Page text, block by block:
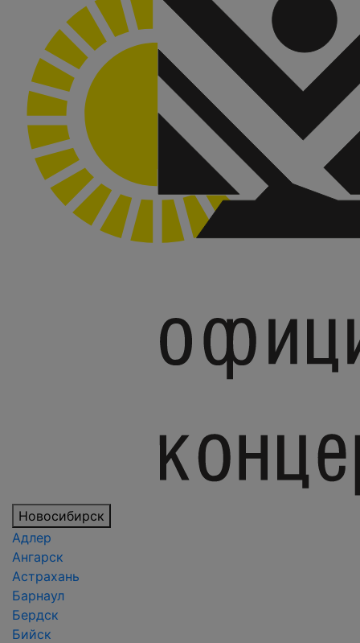
Новосибирск
Адлер
Ангарск
Астрахань
Барнаул
Бердск
Бийск